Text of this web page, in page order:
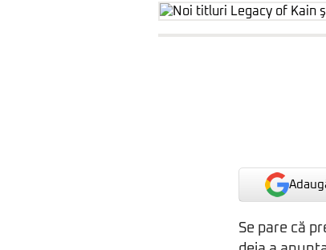
Se pare că